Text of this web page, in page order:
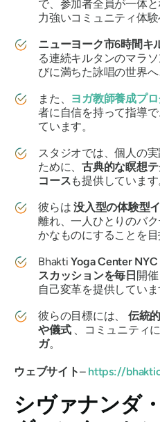
で、参加者全員が一体
力強いコミュニティ体験
ニューヨーク市6時間キ
る連続キルタンのマラ
びに満ちた詠唱の世界へ
また、 ヨガ教師養成プ
者に自信を持って指導
ています。
スタジオでは、個人の
ために、古典的な瞑想
コースも提供しています
彼らは没入型の体験型
離れ、一人ひとりのバ
かなものにすることを目
BhaktiYoga Center NYC
スカッションを毎日開
自己変革を提供していま
彼らの目標には、 伝統
や儀式、コミュニティに
ガ。
ウェブサイト– https://
シヴァナンダ